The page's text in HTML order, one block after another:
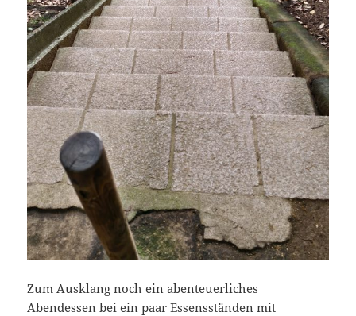
Zum Ausklang noch ein abenteuerliches
Abendessen bei ein paar Essensständen mit